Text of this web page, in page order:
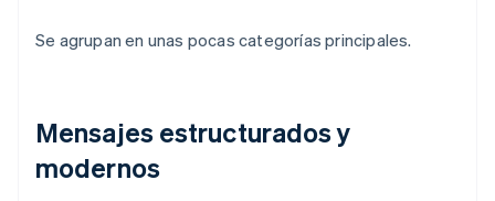
Se agrupan en unas pocas categorías principales.
Mensajes estructurados y
modernos